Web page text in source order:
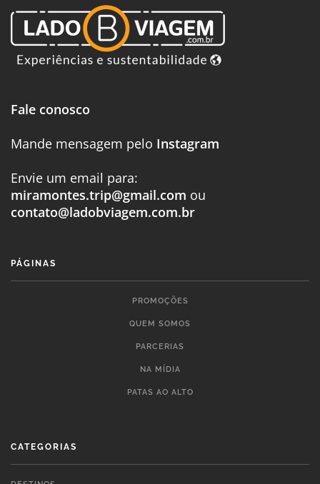
Fale conosco
Mande mensagem pelo Instagram
Envie um email para:
miramontes.trip@gmail.com ou
contato@ladobviagem.com.br
PÁGINAS
PROMOÇÕES
QUEM SOMOS
PARCERIAS
NA MÍDIA
PATAS AO ALTO
CATEGORIAS